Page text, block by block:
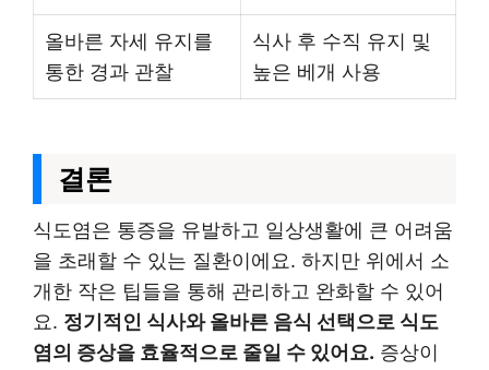
올바른 자세 유지를
통한 경과 관찰
식사 후 수직 유지 및
높은 베개 사용
결론
식도염은 통증을 유발하고 일상생활에 큰 어려움
을 초래할 수 있는 질환이에요. 하지만 위에서 소
개한 작은 팁들을 통해 관리하고 완화할 수 있어
요. 정기적인 식사와 올바른 음식 선택으로 식도
염의 증상을 효율적으로 줄일 수 있어요. 증상이